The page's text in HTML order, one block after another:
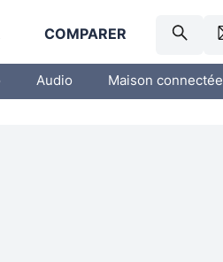
COMPARER
Audio Maison connectée